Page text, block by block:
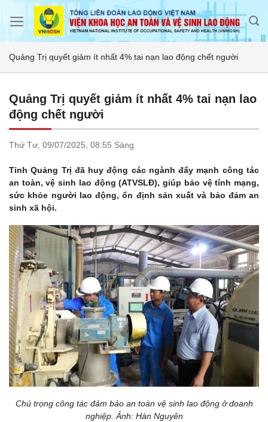
Quảng Trị quyết giảm ít nhất 4% tai nạn lao động chết người
Quảng Trị quyết giảm ít nhất 4% tai nạn lao
động chết người
Thứ Tư, 09/07/2025, 08:55 Sáng
Tỉnh Quảng Trị đã huy động các ngành đẩy mạnh công tác
an toàn, vệ sinh lao động (ATVSLĐ), giúp bảo vệ tính mạng,
sức khỏe người lao động, ổn định sản xuất và bảo đảm an
sinh xã hội.
Chú trọng công tác đảm bảo an toàn vệ sinh lao động ở doanh
nghiệp. Ảnh: Hàn Nguyên